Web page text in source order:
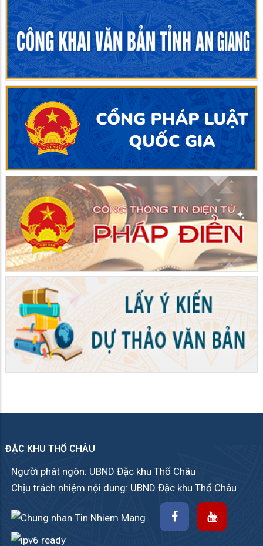
ĐẶC KHU THỔ CHÂU
Người phát ngôn: UBND Đặc khu Thổ Châu
Chịu trách nhiệm nội dung: UBND Đặc khu Thổ Châu